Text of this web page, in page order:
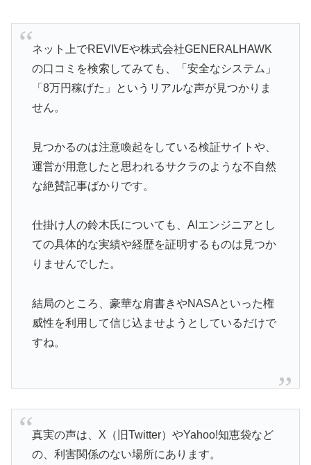
ネット上でREVIVEや株式会社GENERALHAWK
の口コミを検索してみても、「安全なシステム」
「8万円稼げた」というリアルな声が見つかりま
せん。
見つかるのは注意喚起をしている検証サイトや、
運営が用意したと思われるサクラのような不自然
な絶賛記事ばかりです。
仕掛け人の鈴木氏についても、AIエンジニアとし
ての具体的な実績や経歴を証明するものは見つか
りませんでした。
結局のところ、豪華な肩書きやNASAといった権
威性を利用して信じ込ませようとしているだけで
すね。
真実の声は、X（旧Twitter）やYahoo!知恵袋など
の、利害関係のない場所にあります。